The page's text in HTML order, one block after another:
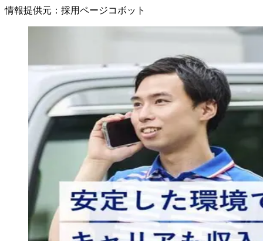
情報提供元 ： 採用ページコボット